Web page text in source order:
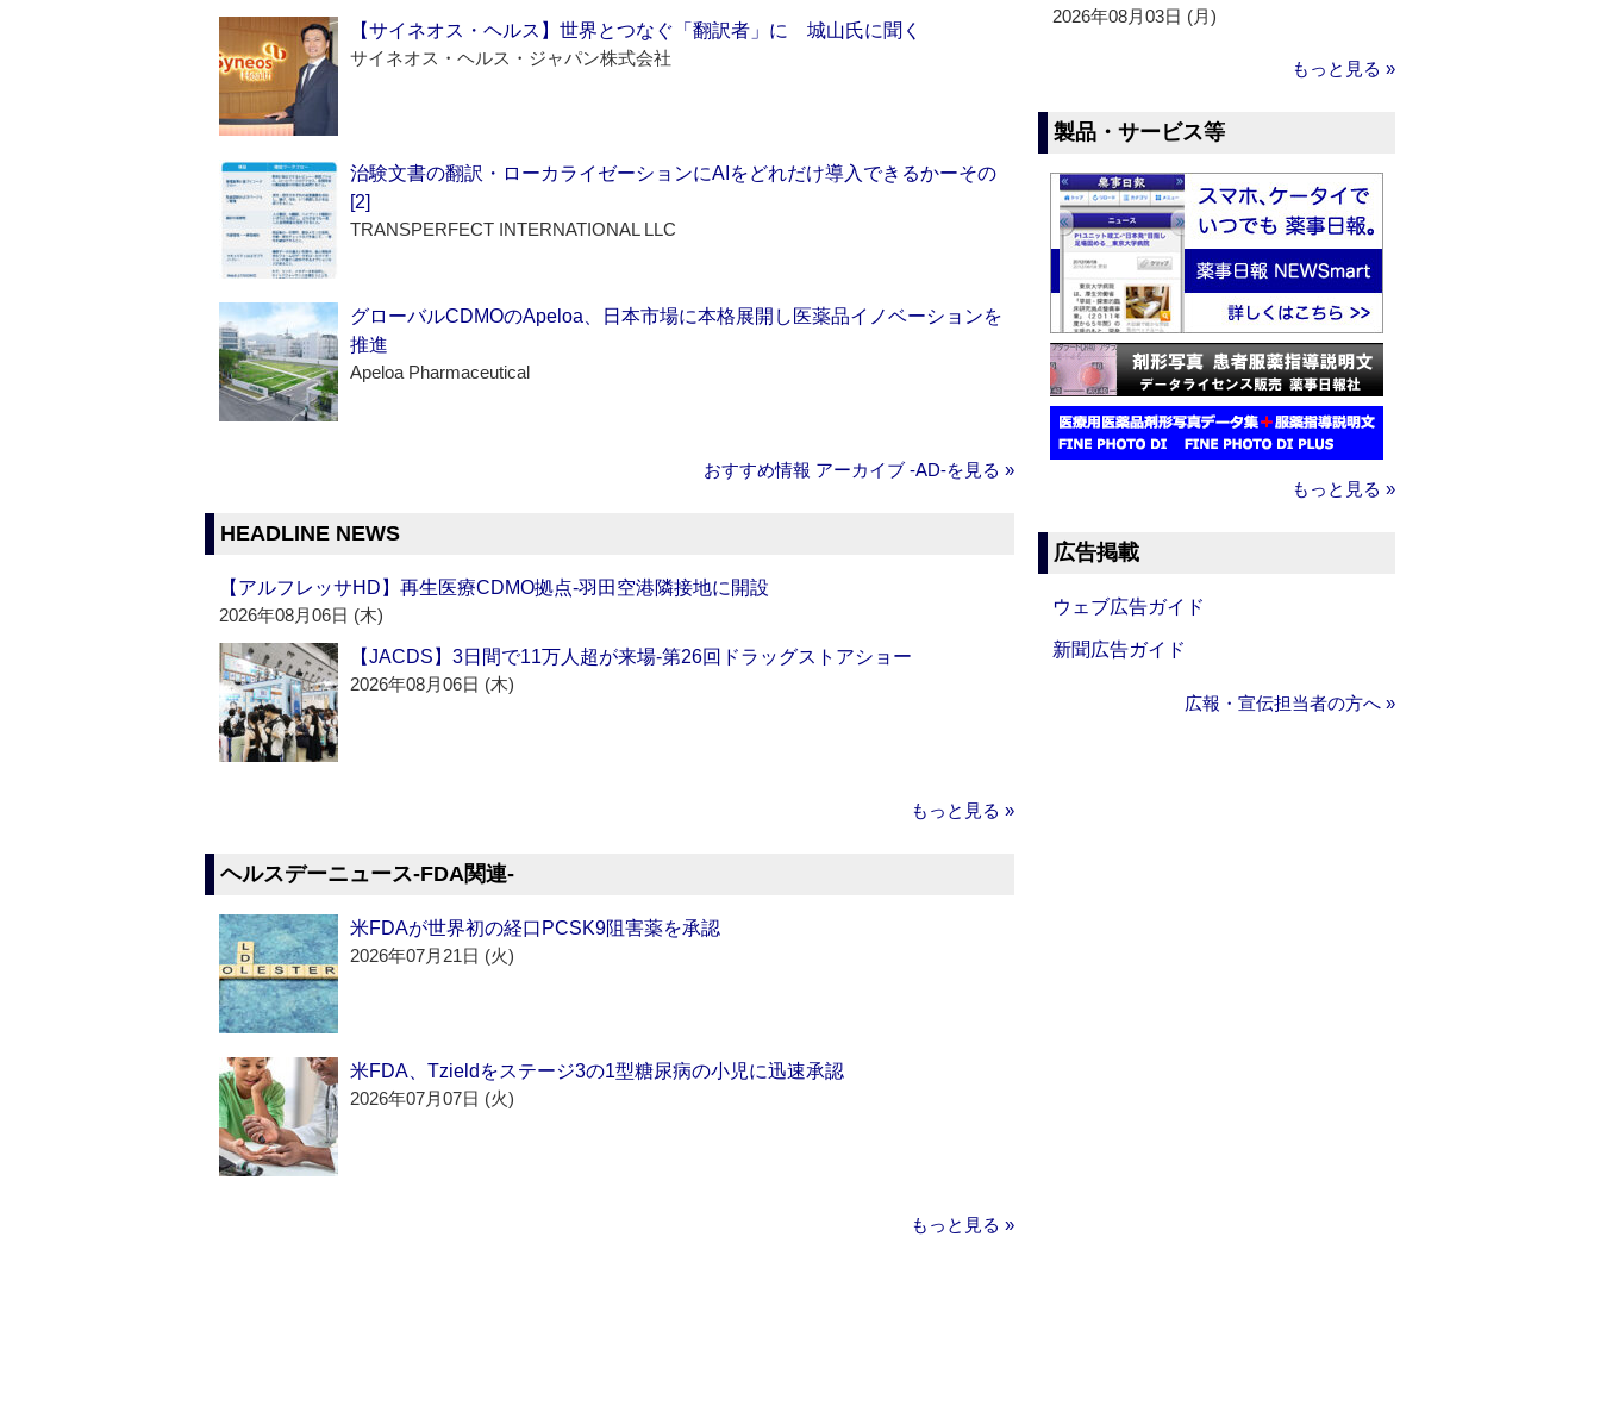
【サイネオス・ヘルス】世界とつなぐ「翻訳者」に 城山氏に聞く
サイネオス・ヘルス・ジャパン株式会社
治験文書の翻訳・ローカライゼーションにAIをどれだけ導入できるかーその
[2]
TRANSPERFECT INTERNATIONAL LLC
グローバルCDMOのApeloa、日本市場に本格展開し医薬品イノベーションを
推進
Apeloa Pharmaceutical
おすすめ情報 アーカイブ ‐AD‐を見る »
HEADLINE NEWS
【アルフレッサHD】再生医療CDMO拠点‐羽田空港隣接地に開設
2026年08月06日 (木)
【JACDS】3日間で11万人超が来場‐第26回ドラッグストアショー
2026年08月06日 (木)
もっと見る »
ヘルスデーニュース‐FDA関連‐
米FDAが世界初の経口PCSK9阻害薬を承認
2026年07月21日 (火)
米FDA、Tzieldをステージ3の1型糖尿病の小児に迅速承認
2026年07月07日 (火)
もっと見る »
2026年08月03日 (月)
もっと見る »
製品・サービス等
もっと見る »
広告掲載
ウェブ広告ガイド
新聞広告ガイド
広報・宣伝担当者の方へ »